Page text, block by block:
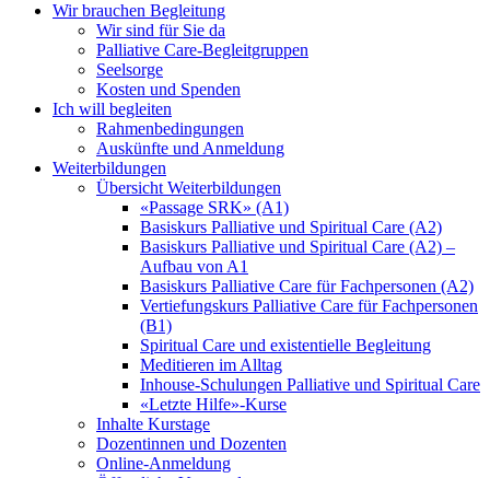
Wir brauchen Begleitung
Wir sind für Sie da
Palliative Care-Begleitgruppen
Seelsorge
Kosten und Spenden
Ich will begleiten
Rahmenbedingungen
Auskünfte und Anmeldung
Weiterbildungen
Übersicht Weiterbildungen
«Passage SRK» (A1)
Basiskurs Palliative und Spiritual Care (A2)
Basiskurs Palliative und Spiritual Care (A2) –
Aufbau von A1
Basiskurs Palliative Care für Fachpersonen (A2)
Vertiefungskurs Palliative Care für Fachpersonen
(B1)
Spiritual Care und existentielle Begleitung
Meditieren im Alltag
Inhouse-Schulungen Palliative und Spiritual Care
«Letzte Hilfe»-Kurse
Inhalte Kurstage
Dozentinnen und Dozenten
Online-Anmeldung